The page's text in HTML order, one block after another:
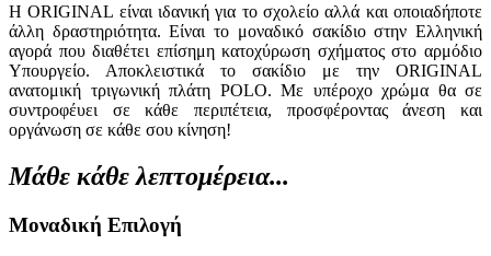
Η ORIGINAL είναι ιδανική για το σχολείο αλλά και οποιαδήποτε
άλλη δραστηριότητα. Είναι τo μοναδικό σακίδιο στην Ελληνική
αγορά που διαθέτει επίσημη κατοχύρωση σχήματος στο αρμόδιο
Υπουργείο. Αποκλειστικά το σακίδιο με την ORIGINAL
ανατομική τριγωνική πλάτη POLO. Με υπέροχο χρώμα θα σε
συντροφέυει σε κάθε περιπέτεια, προσφέροντας άνεση και
οργάνωση σε κάθε σου κίνηση!
Μάθε κάθε λεπτομέρεια...
Mοναδική Επιλογή